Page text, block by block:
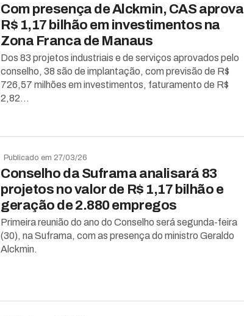
Com presença de Alckmin, CAS aprova
R$ 1,17 bilhão em investimentos na
Zona Franca de Manaus
Dos 83 projetos industriais e de serviços aprovados pelo
conselho, 38 são de implantação, com previsão de R$
726,57 milhões em investimentos, faturamento de R$
2,82...
Publicado em 27/03/26
Conselho da Suframa analisará 83
projetos no valor de R$ 1,17 bilhão e
geração de 2.880 empregos
Primeira reunião do ano do Conselho será segunda-feira
(30), na Suframa, com as presença do ministro Geraldo
Alckmin.